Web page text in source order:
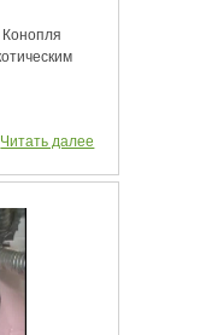
Читать далее